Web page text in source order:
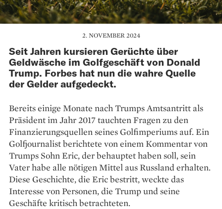
2. NOVEMBER 2024
Seit Jahren kursieren Gerüchte über
Geldwäsche im Golfgeschäft von Donald
Trump. Forbes hat nun die wahre Quelle
der Gelder aufgedeckt.
Bereits einige Monate nach Trumps Amtsantritt als
Präsident im Jahr 2017 tauchten Fragen zu den
Finanzierungsquellen seines Golfimperiums auf. Ein
Golfjournalist berichtete von einem Kommentar von
Trumps Sohn Eric, der behauptet haben soll, sein
Vater habe alle nötigen Mittel aus Russland erhalten.
Diese Geschichte, die Eric bestritt, weckte das
Interesse von Personen, die Trump und seine
Geschäfte kritisch betrachteten.